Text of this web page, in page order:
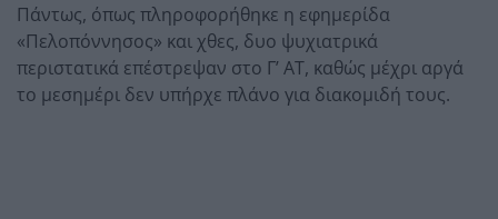
Πάντως, όπως πληροφορήθηκε η εφημερίδα
«Πελοπόννησος» και χθες, δυο ψυχιατρικά
περιστατικά επέστρεψαν στο Γ’ ΑΤ, καθώς μέχρι αργά
το μεσημέρι δεν υπήρχε πλάνο για διακομιδή τους.